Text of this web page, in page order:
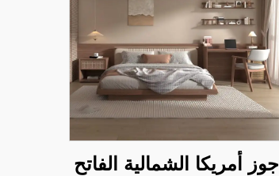
جوز أمريكا الشمالية الفاتح